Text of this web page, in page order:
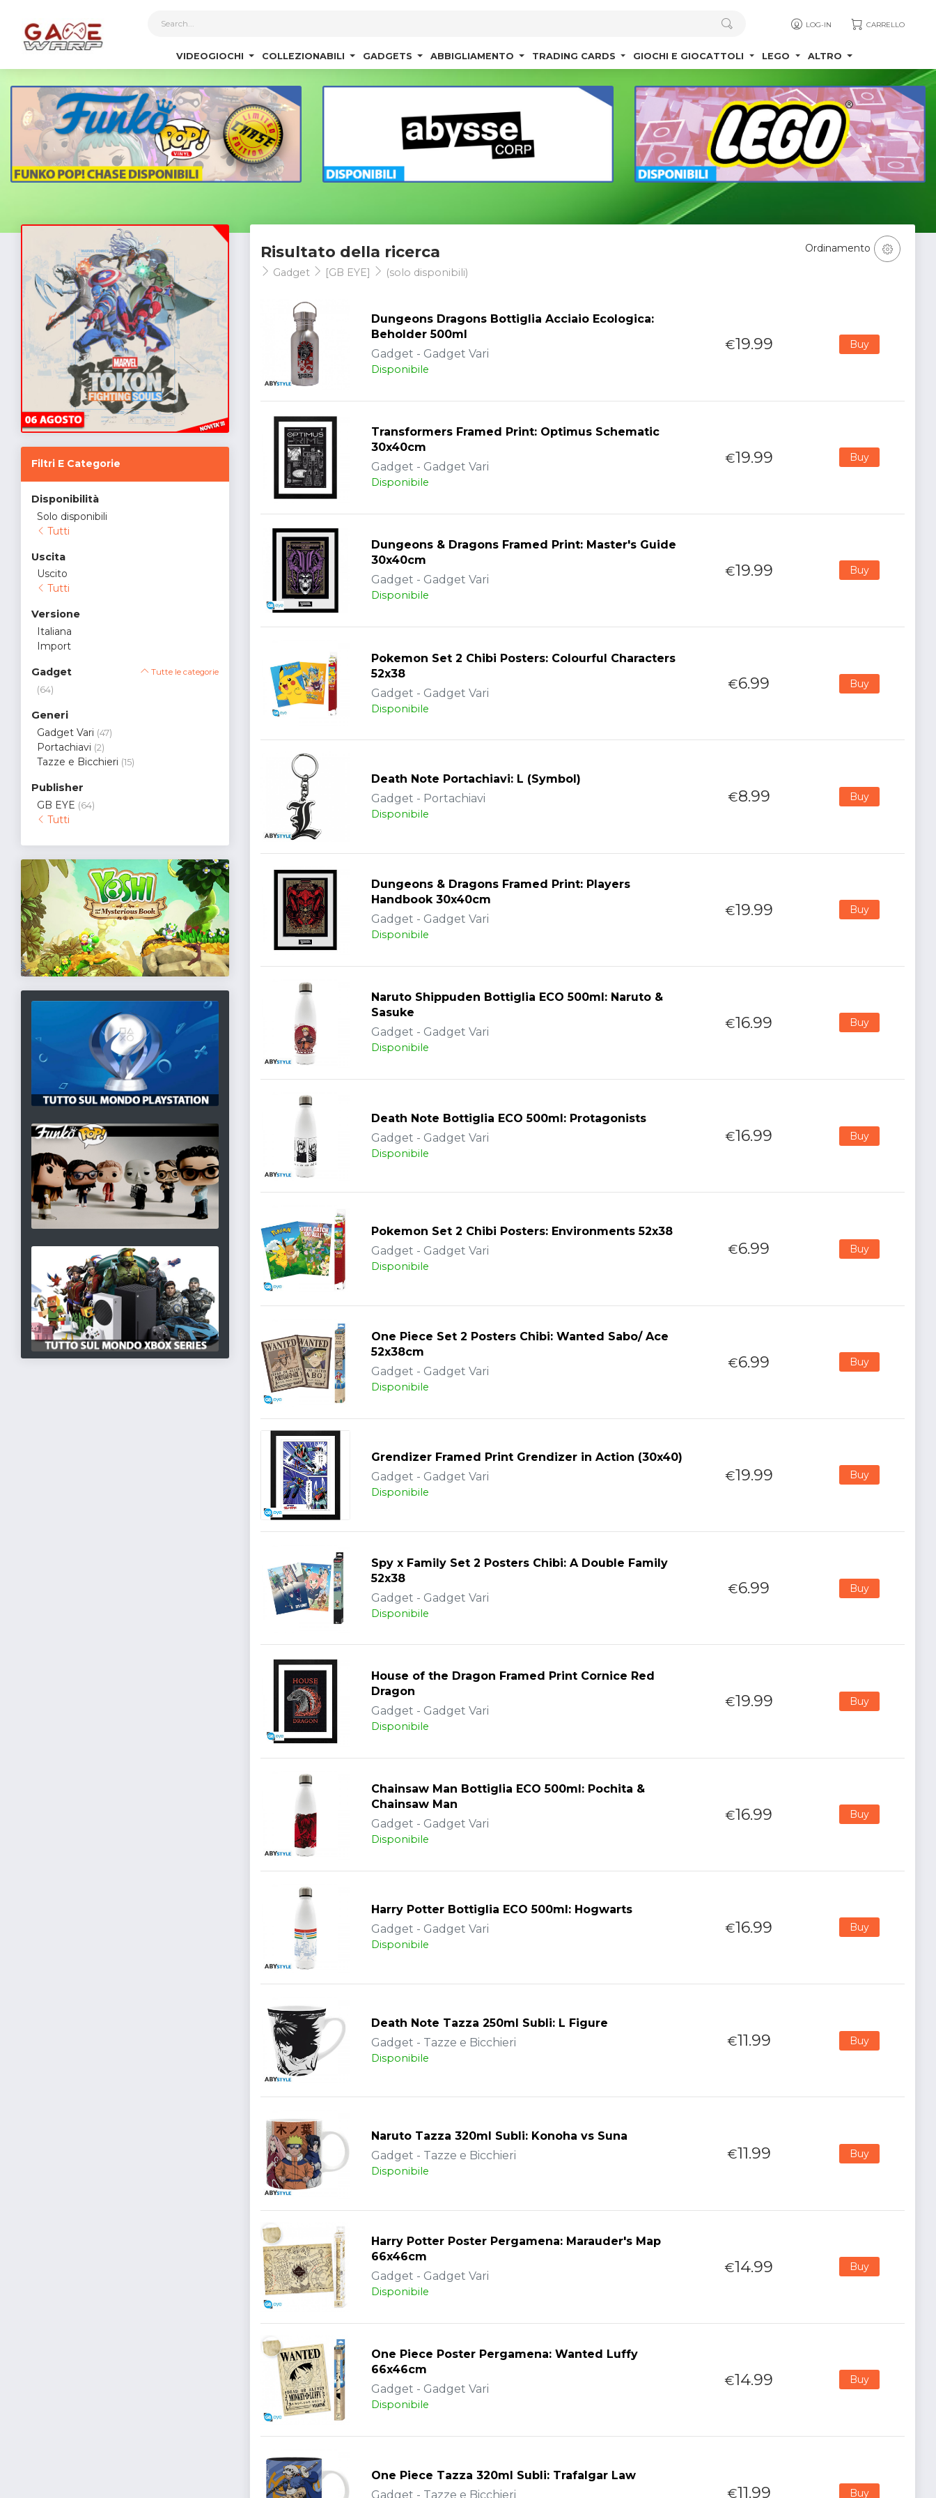
LOG-IN CARRELLO
VIDEOGIOCHI COLLEZIONABILI GADGETS ABBIGLIAMENTO TRADING CARDS GIOCHI E GIOCATTOLI LEGO ALTRO
Filtri E Categorie
Disponibilità
Solo disponibili
Tutti
Uscita
Uscito
Tutti
Versione
Italiana
Import
Gadget Tutte le categorie
(64)
Generi
Gadget Vari (47)
Portachiavi (2)
Tazze e Bicchieri (15)
Publisher
GB EYE (64)
Tutti
Risultato della ricerca
Gadget [GB EYE] (solo disponibili)
Ordinamento
Dungeons Dragons Bottiglia Acciaio Ecologica:
Beholder 500ml
Gadget - Gadget Vari
Disponibile
€19.99 Buy
Transformers Framed Print: Optimus Schematic
30x40cm
Gadget - Gadget Vari
Disponibile
€19.99 Buy
Dungeons & Dragons Framed Print: Master's Guide
30x40cm
Gadget - Gadget Vari
Disponibile
€19.99 Buy
Pokemon Set 2 Chibi Posters: Colourful Characters
52x38
Gadget - Gadget Vari
Disponibile
€6.99 Buy
Death Note Portachiavi: L (Symbol)
Gadget - Portachiavi
Disponibile
€8.99 Buy
Dungeons & Dragons Framed Print: Players
Handbook 30x40cm
Gadget - Gadget Vari
Disponibile
€19.99 Buy
Naruto Shippuden Bottiglia ECO 500ml: Naruto &
Sasuke
Gadget - Gadget Vari
Disponibile
€16.99 Buy
Death Note Bottiglia ECO 500ml: Protagonists
Gadget - Gadget Vari
Disponibile
€16.99 Buy
Pokemon Set 2 Chibi Posters: Environments 52x38
Gadget - Gadget Vari
Disponibile
€6.99 Buy
One Piece Set 2 Posters Chibi: Wanted Sabo/ Ace
52x38cm
Gadget - Gadget Vari
Disponibile
€6.99 Buy
Grendizer Framed Print Grendizer in Action (30x40)
Gadget - Gadget Vari
Disponibile
€19.99 Buy
Spy x Family Set 2 Posters Chibi: A Double Family
52x38
Gadget - Gadget Vari
Disponibile
€6.99 Buy
House of the Dragon Framed Print Cornice Red
Dragon
Gadget - Gadget Vari
Disponibile
€19.99 Buy
Chainsaw Man Bottiglia ECO 500ml: Pochita &
Chainsaw Man
Gadget - Gadget Vari
Disponibile
€16.99 Buy
Harry Potter Bottiglia ECO 500ml: Hogwarts
Gadget - Gadget Vari
Disponibile
€16.99 Buy
Death Note Tazza 250ml Subli: L Figure
Gadget - Tazze e Bicchieri
Disponibile
€11.99 Buy
Naruto Tazza 320ml Subli: Konoha vs Suna
Gadget - Tazze e Bicchieri
Disponibile
€11.99 Buy
Harry Potter Poster Pergamena: Marauder's Map
66x46cm
Gadget - Gadget Vari
Disponibile
€14.99 Buy
One Piece Poster Pergamena: Wanted Luffy
66x46cm
Gadget - Gadget Vari
Disponibile
€14.99 Buy
One Piece Tazza 320ml Subli: Trafalgar Law
Gadget - Tazze e Bicchieri
€11.99 Buy